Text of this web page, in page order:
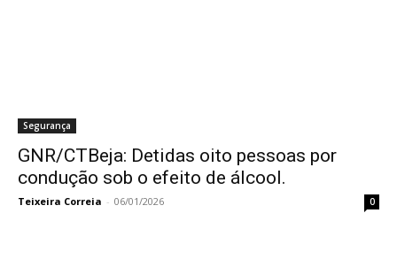
Segurança
GNR/CTBeja: Detidas oito pessoas por
condução sob o efeito de álcool.
Teixeira Correia - 06/01/2026 0